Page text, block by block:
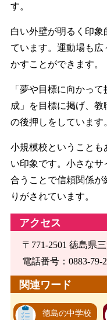
す。
白い外壁が明るく印
ています。運動場も広
かすことができます。
「夢や目標に向かっ
成」を目標に掲げ、
の後押しをしています
小規模校ということも
い印象です。小さな
合うことで信頼関係
りがされています。
アクセス
〒771-2501 徳島県
電話番号：0883-79-
関連ワード
徳島の中学校